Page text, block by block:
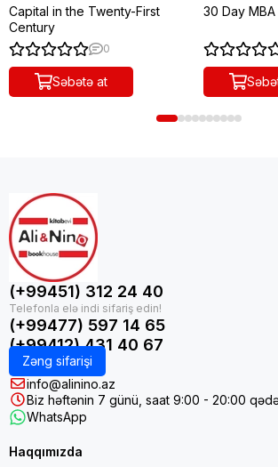
Capital in the Twenty-First
Century
0
Səbətə at
30 Day MBA
(+99451) 312 24 40
(+99477) 597 14 65
(+99412) 431 40 67
Zəng sifarişi
info@alinino.az
Biz həftənin 7 günü, saat 9:00 - 20:00
WhatsApp
Haqqımızda